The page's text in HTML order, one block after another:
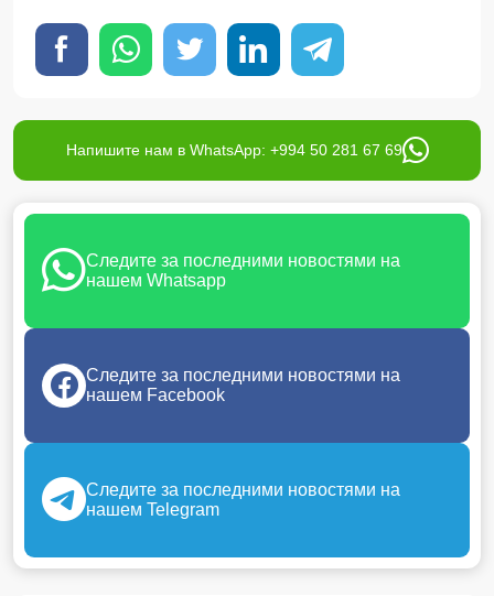
Напишите нам в WhatsApp: +994 50 281 67 69
Следите за последними новостями на
нашем Whatsapp
Следите за последними новостями на
нашем Facebook
Следите за последними новостями на
нашем Telegram